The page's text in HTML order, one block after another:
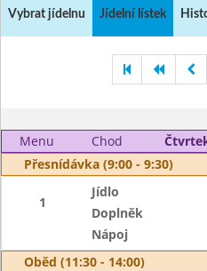
Vybrat jídelnu Jídelní lístek
Menu Chod
Přesnídávka (9:00 - 9:30)
1
Jídlo
Doplněk
Nápoj
Oběd (11:30 - 14:00)